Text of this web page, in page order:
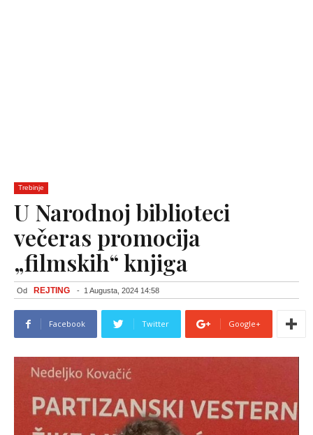
Trebinje
U Narodnoj biblioteci
večeras promocija
„filmskih“ knjiga
Od REJTING - 1 Augusta, 2024 14:58
Facebook Twitter Google+